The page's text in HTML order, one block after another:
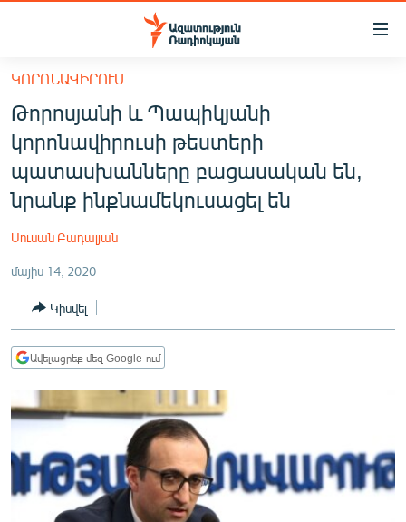
Մատչելիության
հիմնական
բովանդակությանը
Անցնել
հիմնական
մենյուին
Որոնում
ՀԱՅԱՍՏԱՆ
ՔԱՂԱՔԱԿԱՆ
ԸՆՏՐՈՒԹՅՈՒՆՆԵՐ 2026
ՊԱՏԵՐԱԶՄԻ 6 ՇԱԲԱԹՆԵՐԸ
ՏԱՐԱԾԱՇՐՋԱՆ
ՄԻՋԱԶԳԱՅԻՆ
ՄՇԱԿՈՒՅԹ
ՍՊՈՐՏ
ԿՈՐՈՆԱՎԻՐՈՒՍ
Թորոսյանի և Պապիկյանի
կորոնավիրուսի թեստերի
պատասխանները բացասական են,
նրանք ինքնամեկուսացել են
Սուսան Բադալյան
մայիս 14, 2020
Կիսվել
Ավելացրեք մեզ Google-ում